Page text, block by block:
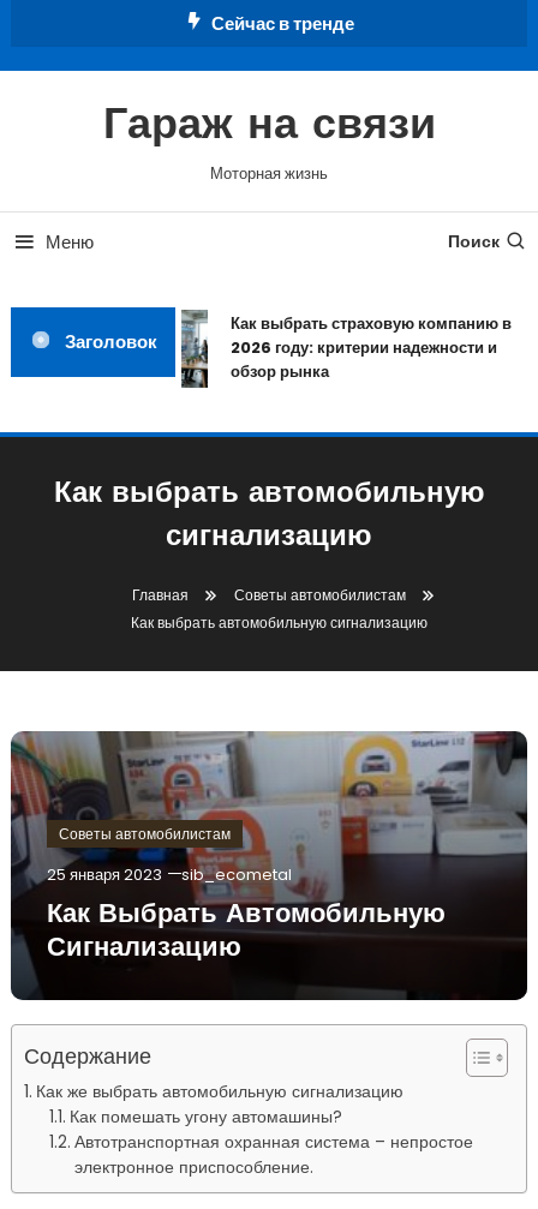
Сейчас в тренде
Гараж на связи
Моторная жизнь
Меню Поиск
Заголовок
Как выбрать страховую компанию в
2026 году: критерии надежности и
обзор рынка
Как выбрать автомобильную
сигнализацию
Главная
Советы автомобилистам
Как выбрать автомобильную сигнализацию
Советы автомобилистам
25 января 2023 sib_ecometal
Как Выбрать Автомобильную
Сигнализацию
Содержание
Как же выбрать автомобильную сигнализацию
Как помешать угону автомашины?
Автотранспортная охранная система – непростое
электронное приспособление.